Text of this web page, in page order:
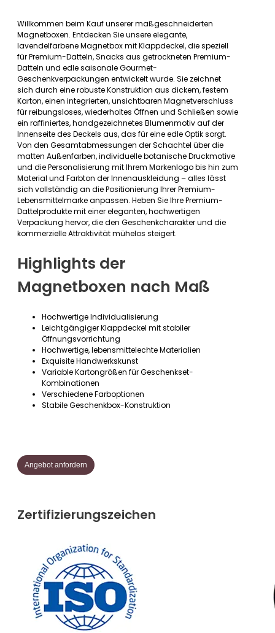
Willkommen beim Kauf unserer maßgeschneiderten
Magnetboxen. Entdecken Sie unsere elegante,
lavendelfarbene Magnetbox mit Klappdeckel, die speziell
für Premium-Datteln, Snacks aus getrockneten Premium-
Datteln und edle saisonale Gourmet-
Geschenkverpackungen entwickelt wurde. Sie zeichnet
sich durch eine robuste Konstruktion aus dickem, festem
Karton, einen integrierten, unsichtbaren Magnetverschluss
für reibungsloses, wiederholtes Öffnen und Schließen sowie
ein raffiniertes, handgezeichnetes Blumenmotiv auf der
Innenseite des Deckels aus, das für eine edle Optik sorgt.
Von den Gesamtabmessungen der Schachtel über die
matten Außenfarben, individuelle botanische Druckmotive
und die Personalisierung mit Ihrem Markenlogo bis hin zum
Material und Farbton der Innenauskleidung – alles lässt
sich vollständig an die Positionierung Ihrer Premium-
Lebensmittelmarke anpassen. Heben Sie Ihre Premium-
Dattelprodukte mit einer eleganten, hochwertigen
Verpackung hervor, die den Geschenkcharakter und die
kommerzielle Attraktivität mühelos steigert.
Highlights der
Magnetboxen nach Maß
Hochwertige Individualisierung
Leichtgängiger Klappdeckel mit stabiler
Öffnungsvorrichtung
Hochwertige, lebensmittelechte Materialien
Exquisite Handwerkskunst
Variable Kartongrößen für Geschenkset-
Kombinationen
Verschiedene Farboptionen
Stabile Geschenkbox-Konstruktion
Angebot anfordern
Zertifizierungszeichen